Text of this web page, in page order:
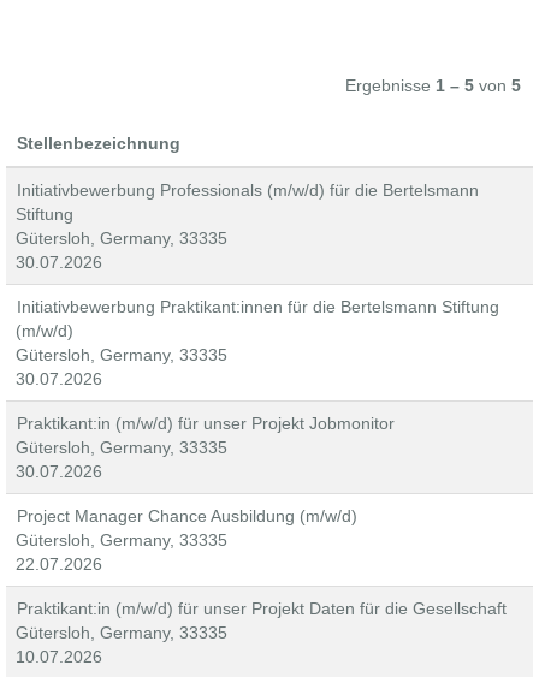
Ergebnisse 1 – 5 von 5
Stellenbezeichnung
Initiativbewerbung Professionals (m/w/d) für die Bertelsmann
Stiftung
Gütersloh, Germany, 33335
30.07.2026
Initiativbewerbung Praktikant:innen für die Bertelsmann Stiftung
(m/w/d)
Gütersloh, Germany, 33335
30.07.2026
Praktikant:in (m/w/d) für unser Projekt Jobmonitor
Gütersloh, Germany, 33335
30.07.2026
Project Manager Chance Ausbildung (m/w/d)
Gütersloh, Germany, 33335
22.07.2026
Praktikant:in (m/w/d) für unser Projekt Daten für die Gesellschaft
Gütersloh, Germany, 33335
10.07.2026